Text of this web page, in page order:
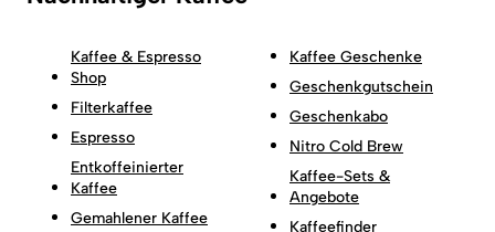
Kaffee & Espresso
Shop
Filterkaffee
Espresso
Entkoffeinierter
Kaffee
Gemahlener Kaffee
Kaffee Geschenke
Geschenkgutschein
Geschenkabo
Nitro Cold Brew
Kaffee-Sets &
Angebote
Kaffeefinder